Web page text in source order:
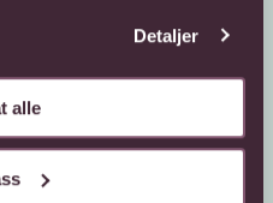
Detaljer
alle
utlandet
Gavekort
Interflora +